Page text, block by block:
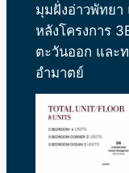
มุมฝั่งอ่าวพัทยา
หลังโครงการ
ตะวันออก และ
อำมาตย์